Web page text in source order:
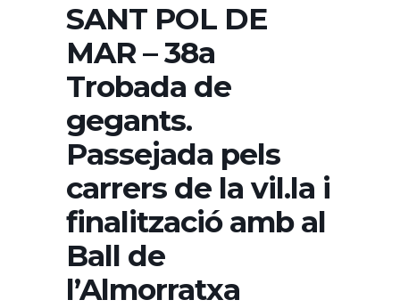
SANT POL DE
MAR – 38a
Trobada de
gegants.
Passejada pels
carrers de la vil.la i
finalització amb al
Ball de
l’Almorratxa